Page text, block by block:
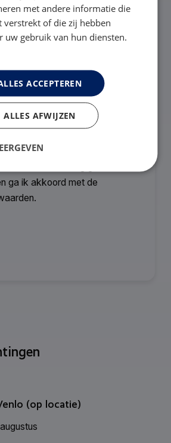
ga ik akkoord met de
(op locatie)
met andere informatie die
verstrekt of die zij hebben
uw gebruik van hun diensten.
ACCEPTEREN
ALLES AFWIJZEN